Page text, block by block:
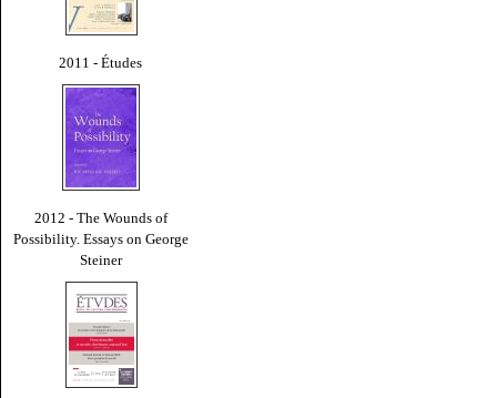
2011 - Études
2012 - The Wounds of
Possibility. Essays on George
Steiner